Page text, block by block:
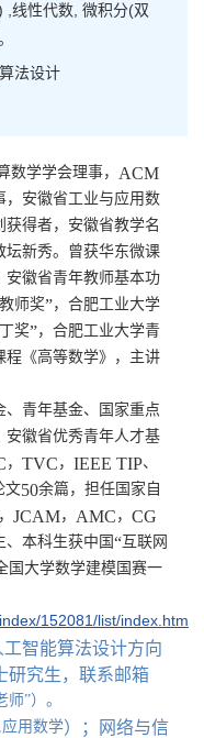
,线性代数, 微积分(双
法设计
数学学会理事， ACM
，安徽省工业与应用数
得者，安徽省教学名
坛新秀。曾获华东微课
安徽省青年教师基本功
师奖”，合肥工业大学
奖”，合肥工业大学青
程《高等数学》，主讲
青年基金、国家重点
安徽省优秀青年人才基
， TVC ， IEEE TIP、
文50余篇，担任国家自
， JCAM， AMC ， CG
本科生获中国 “互联网
国大学数学建模国赛一
152081/list/index.htm
智能算法设计方向
研究生，联系邮箱
师”）。
,应用数学）；
网络与信